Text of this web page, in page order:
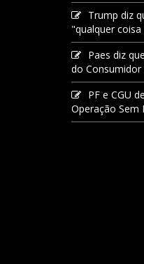
Trump diz
"qualquer
Paes diz
do
PF e CGU
Operação Sem